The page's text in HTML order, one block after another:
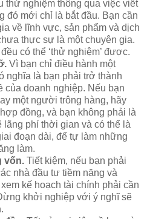
thử nghiệm thông qua việc viết
đó mới chỉ là bắt đầu. Bạn cần
về lĩnh vực, sản phẩm và dịch
thực sự là một chuyên gia.
có thể ‘thử nghiệm’ được.
Vì bạn chỉ điều hành một
nghĩa là bạn phải trở thành
của doanh nghiệp. Nếu bạn
một người trông hàng, hãy
đồng, và bạn không phải là
lãng phí thời gian và có thể là
đoạn dài, để tự làm những
làm.
vốn. Tiết kiệm, nếu bạn phải
nhà đầu tư tiềm năng và
kế hoạch tài chính phải cần
khởi nghiệp với ý nghĩ sẽ